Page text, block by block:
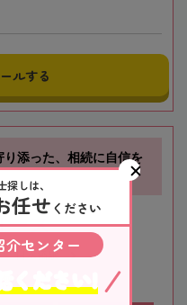
ルする
り添った、相続に自信を
ーズ
日本橋駅
しは、
任せください
センター